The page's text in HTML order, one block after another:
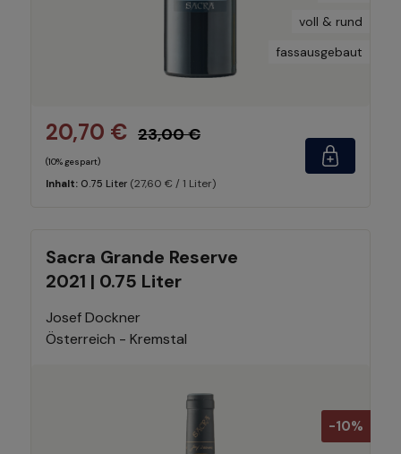
voll & rund
fassausgebaut
20,70 € 23,00 €
(10% gespart)
Inhalt: 0.75 Liter (27,60 € / 1 Liter)
Sacra Grande Reserve
2021 | 0.75 Liter
Josef Dockner
Österreich - Kremstal
-10%